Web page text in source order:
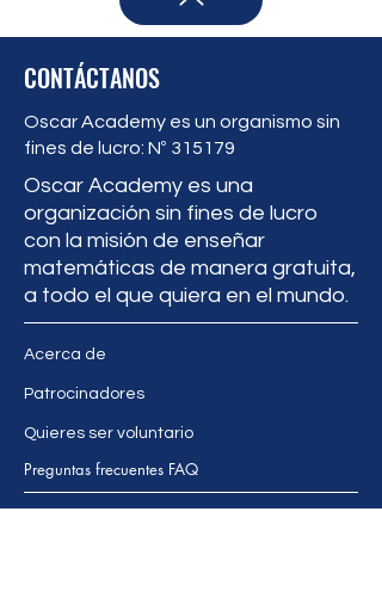
CONTÁCTANOS
Oscar Academy es un organismo sin
fines de lucro: Nº 315179
Oscar Academy es una
organización sin fines de lucro
con la misión de enseñar
matemáticas de manera gratuita,
a todo el que quiera en el mundo.
Acerca de
Patrocinadores
Quieres ser voluntario
Preguntas frecuentes FAQ